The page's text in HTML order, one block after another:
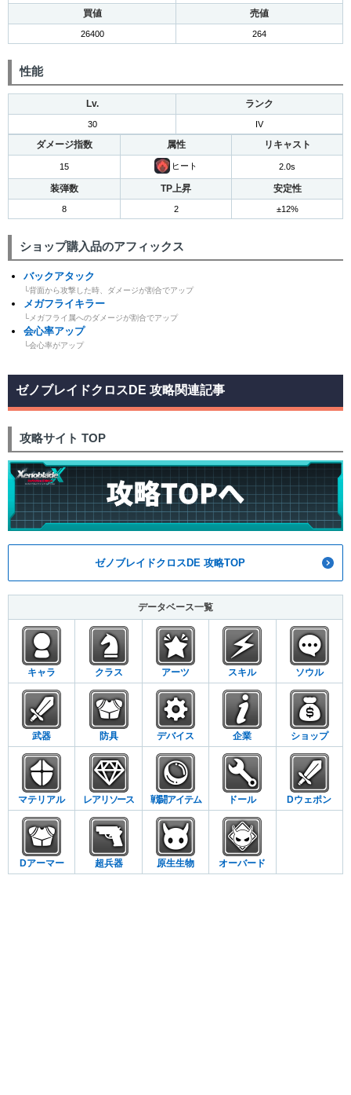
買値 売値
26400 264
性能
Lv. ランク
30 IV
ダメージ指数 属性 リキャスト
15 ヒート 2.0s
装弾数 TP上昇 安定性
8 2 ±12%
ショップ購入品のアフィックス
バックアタック
└背面から攻撃した時、ダメージが割合でアップ
メガフライキラー
└メガフライ属へのダメージが割合でアップ
会心率アップ
└会心率がアップ
ゼノブレイドクロスDE 攻略関連記事
攻略サイト TOP
ゼノブレイドクロスDE 攻略TOP
データベース一覧
キャラ クラス アーツ スキル ソウル
武器 防具 デバイス 企業 ショップ
マテリアル レアリソース 戦闘アイテム ドール Dウェポン
Dアーマー 超兵器 原生生物 オーバード